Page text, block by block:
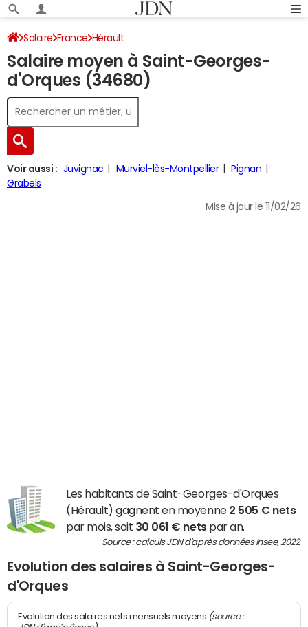
Salaire France Hérault
Salaire moyen à Saint-Georges-
d'Orques (34680)
Voir aussi : Juvignac Murviel-lès-Montpellier
Pignan
Grabels
Mise à jour le 11/02/26
Les habitants de Saint-Georges-d'Orques
(Hérault) gagnent en moyenne 2 505 € nets
par mois, soit 30 061 € netspar an.
Source : calculs JDN d'après données Insee, 2022
Evolution des salaires à Saint-Georges-
d'Orques
Evolution des salaires nets mensuels moyens (source :